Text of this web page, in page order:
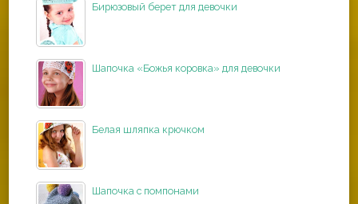
Бирюзовый берет для девочки
Шапочка «Божья коровка» для девочки
Белая шляпка крючком
Шапочка с помпонами